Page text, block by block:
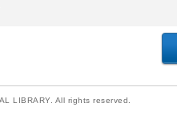
LIBRARY. All rights reserved.